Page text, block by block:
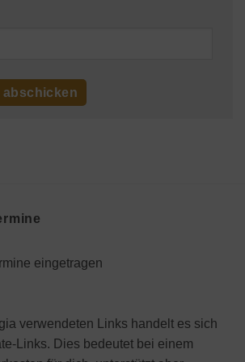
eingetragen
verwendeten Links handelt es sich
Links. Dies bedeutet bei einem